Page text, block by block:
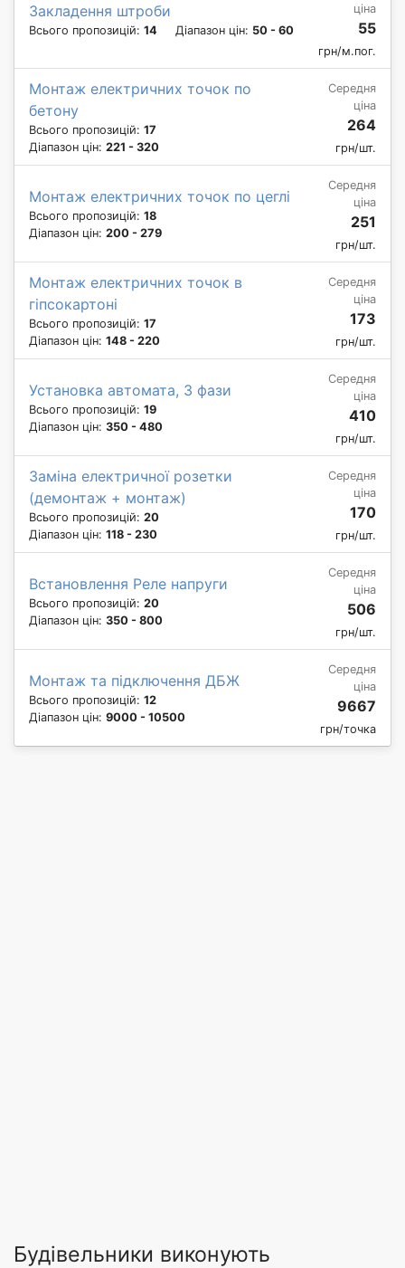
Закладення штроби
Всього пропозицій: 14 Діапазон цін: 50 - 60
ціна
55
грн/м.пог.
Монтаж електричних точок по
бетону
Всього пропозицій: 17
Діапазон цін: 221 - 320
Середня
ціна
264
грн/шт.
Монтаж електричних точок по цеглі
Всього пропозицій: 18
Діапазон цін: 200 - 279
Середня
ціна
251
грн/шт.
Монтаж електричних точок в
гіпсокартоні
Всього пропозицій: 17
Діапазон цін: 148 - 220
Середня
ціна
173
грн/шт.
Установка автомата, 3 фази
Всього пропозицій: 19
Діапазон цін: 350 - 480
Середня
ціна
410
грн/шт.
Заміна електричної розетки
(демонтаж + монтаж)
Всього пропозицій: 20
Діапазон цін: 118 - 230
Середня
ціна
170
грн/шт.
Встановлення Реле напруги
Всього пропозицій: 20
Діапазон цін: 350 - 800
Середня
ціна
506
грн/шт.
Монтаж та підключення ДБЖ
Всього пропозицій: 12
Діапазон цін: 9000 - 10500
Середня
ціна
9667
грн/точка
Будівельники виконують